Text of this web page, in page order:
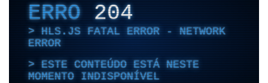
ERRO204
HLS.JS FATAL ERROR - NETWORK
ERROR
ESTE CONTEÚDO ESTÁ NESTE
MOMENTO INDISPONÍVEL